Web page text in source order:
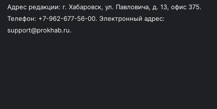
Адрес редакции: г. Хабаровск, ул. Павловича, д. 13, офис 375.
Телефон: +7-962-677-56-00. Электронный адрес:
support@prokhab.ru.